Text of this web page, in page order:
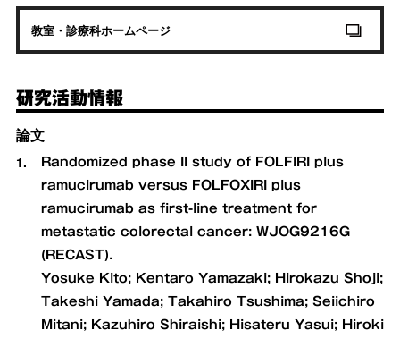
教室・診療科ホームページ
研究活動情報
論文
Randomized phase II study of FOLFIRI plus
ramucirumab versus FOLFOXIRI plus
ramucirumab as first-line treatment for
metastatic colorectal cancer: WJOG9216G
(RECAST).
Yosuke Kito; Kentaro Yamazaki; Hirokazu Shoji;
Takeshi Yamada; Takahiro Tsushima; Seiichiro
Mitani; Kazuhiro Shiraishi; Hisateru Yasui; Hiroki